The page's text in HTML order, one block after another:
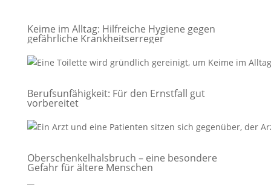
Keime im Alltag: Hilfreiche Hygiene gegen
gefährliche Krankheitserreger
Berufsunfähigkeit: Für den Ernstfall gut
vorbereitet
Oberschenkelhalsbruch – eine besondere
Gefahr für ältere Menschen